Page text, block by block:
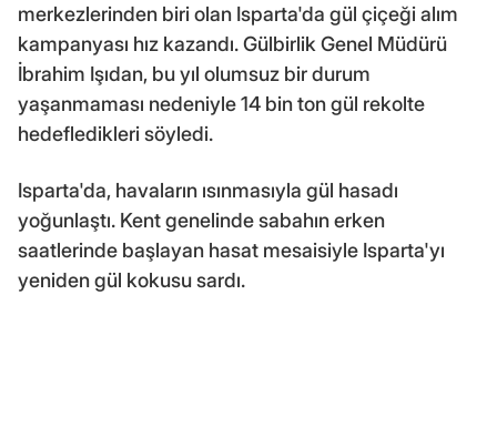
merkezlerinden biri olan Isparta'da gül çiçeği alım
kampanyası hız kazandı. Gülbirlik Genel Müdürü
İbrahim Işıdan, bu yıl olumsuz bir durum
yaşanmaması nedeniyle 14 bin ton gül rekolte
hedefledikleri söyledi.
Isparta'da, havaların ısınmasıyla gül hasadı
yoğunlaştı. Kent genelinde sabahın erken
saatlerinde başlayan hasat mesaisiyle Isparta'yı
yeniden gül kokusu sardı.